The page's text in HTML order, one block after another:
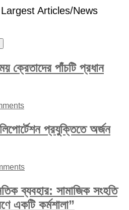
Articles/News
ক্রেতাদের পাঁচটি প্রধান
প্রযুক্তিতে অর্জন
ব্যবহার: সামাজিক সংহতি
একটি কর্মশালা”